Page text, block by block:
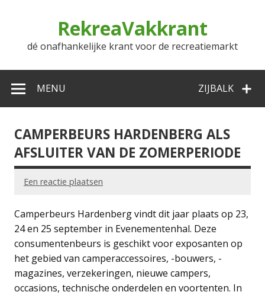
RekreaVakkrant
dé onafhankelijke krant voor de recreatiemarkt
ZIJBALK
MENU
CAMPERBEURS HARDENBERG ALS
AFSLUITER VAN DE ZOMERPERIODE
Een reactie plaatsen
Camperbeurs Hardenberg vindt dit jaar plaats op 23,
24 en 25 september in Evenementenhal. Deze
consumentenbeurs is geschikt voor exposanten op
het gebied van camperaccessoires, -bouwers, -
magazines, verzekeringen, nieuwe campers,
occasions, technische onderdelen en voortenten. In